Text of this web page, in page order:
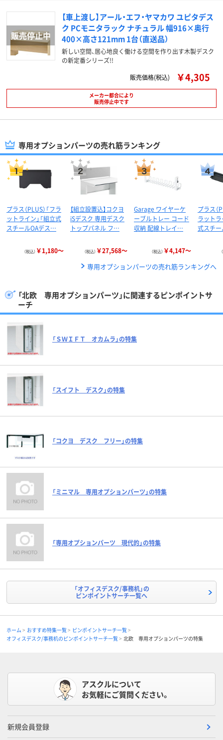
【車上渡し】アール・エフ・ヤマカワ ユピタデス
ク PCモニタラック ナチュラル 幅916×奥行
400×高さ121mm 1台（直送品）
新しい空間、居心地良く働ける空間を作り出す木製デスク
の新定番シリーズ!!
販売価格(税込)
￥4,305
メーカー都合により
販売停止中です
専用オプションパーツの売れ筋ランキング
プラス（PLUS）「フラ
ットライン」「組立式
スチールOAデス…
（税込） ￥1,180～
【組立設置込】コクヨ
iSデスク 専用デスク
トップパネル フ…
（税込） ￥27,568～
Garage ワイヤーケ
ーブルトレー コード
収納 配線トレイ…
（税込） ￥4,147～
プラス（
ラットラ
式スチ
専用オプションパーツの売れ筋ランキングへ
「北欧 専用オプションパーツ」に関連するピンポイントサ
ーチ
「ＳＷＩＦＴ オカムラ」の特集
「スイフト デスク」の特集
「コクヨ デスク フリー」の特集
「ミニマル 専用オプションパーツ」の特集
「専用オプションパーツ 現代的」の特集
「オフィスデスク/事務机」の
ピンポイントサーチ一覧へ
ホーム おすすめ特集一覧
ピンポイントサーチ一覧
オフィスデスク/事務机のピンポイントサーチ一覧
北欧 専用オプションパーツの特集
アスクルについて
お気軽にご質問ください。
新規会員登録